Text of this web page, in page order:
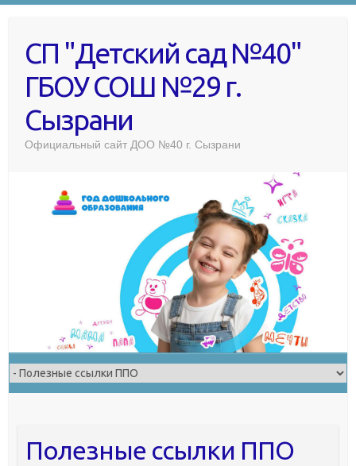
СП "Детский сад №40"
ГБОУ СОШ №29 г.
Сызрани
Официальный сайт ДОО №40 г. Сызрани
Полезные ссылки ППО